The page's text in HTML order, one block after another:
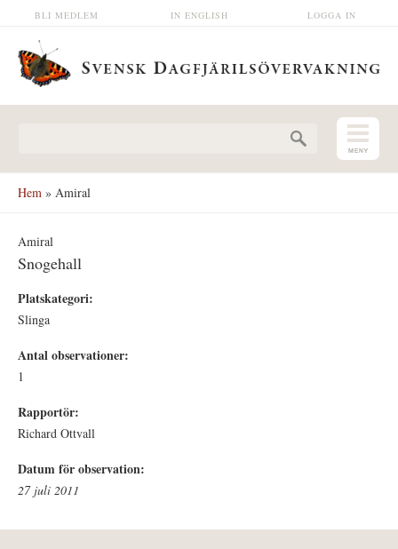
Hoppa till huvudinnehåll LOGGA IN
IN ENGLISH
BLI MEDLEM
Hem » Amiral
Amiral
Snogehall
Platskategori:
Slinga
Antal observationer:
1
Rapportör:
Richard Ottvall
Datum för observation:
27 juli 2011